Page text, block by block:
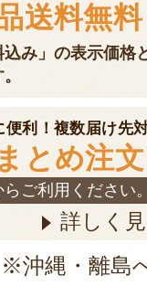
送料無料
み」の表示価格
便利！複数届け先
とめ注文
ご利用ください。
詳しく
※沖縄・離島